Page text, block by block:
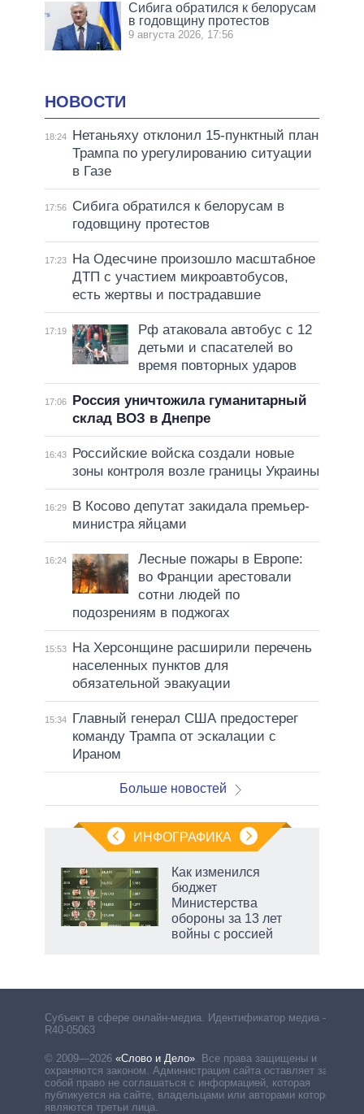
Сибига обратился к белорусам
в годовщину протестов
9 августа 2026, 17:56
НОВОСТИ
18:24
Нетаньяху отклонил 15-пунктный план
Трампа по урегулированию ситуации
в Газе
17:56
Сибига обратился к белорусам в
годовщину протестов
17:23
На Одесчине произошло масштабное
ДТП с участием микроавтобусов,
есть жертвы и пострадавшие
17:19
Рф атаковала автобус с 12
детьми и спасателей во
время повторных ударов
17:06
Россия уничтожила гуманитарный
склад ВОЗ в Днепре
16:43
Российские войска создали новые
зоны контроля возле границы Украины
16:29
В Косово депутат закидала премьер-
министра яйцами
16:24
Лесные пожары в Европе:
во Франции арестовали
сотни людей по
подозрениям в поджогах
15:53
На Херсонщине расширили перечень
населенных пунктов для
обязательной эвакуации
15:34
Главный генерал США предостерег
команду Трампа от эскалации с
Ираном
Больше новостей
ИНФОГРАФИКА
Как изменился
бюджет
Министерства
обороны за 13 лет
войны с россией
Субъект в сфере онлайн-медиа. Идентификатор медиа –
R40-05063
© 2009—2026 «Слово и Дело» Все права защищены и
охраняются законом. Администрация сайта оставляет за
собой право не соглашаться с информацией, которая
публикуется на сайте, владельцами или авторами которой
являются третьи лица.